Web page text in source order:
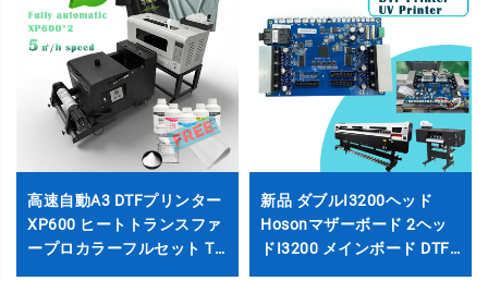
高速自動A3 DTFプリンター
XP600 ヒートトランスファ
ープロカラーフルセット T
新品 ダブルI3200ヘッド
Hosonマザーボード 2ヘッ
ドI3200 メインボード DTF